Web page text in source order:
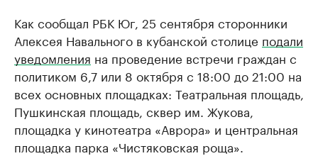
Как сообщал РБК Юг, 25 сентября сторонники
Алексея Навального в кубанской столице подали
уведомления на проведение встречи граждан с
политиком 6,7 или 8 октября с 18:00 до 21:00 на
всех основных площадках: Театральная площадь,
Пушкинская площадь, сквер им. Жукова,
площадка у кинотеатра «Аврора» и центральная
площадка парка «Чистяковская роща».